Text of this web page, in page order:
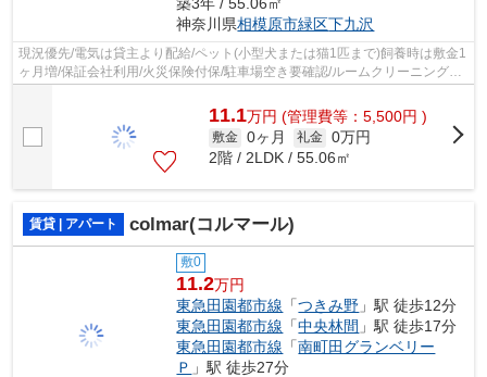
神奈川県相模原市緑区下九沢
現況優先/電気は貸主より配給/ペット(小型犬または猫1匹まで)飼養時は敷金1
ヶ月増/保証会社利用/火災保険付保/駐車場空き要確認/ルームクリーニング費
用：77,000円(ご契約時にお預かり...
11.1万円 (管理費等：5,500円 )
敷金 0ヶ月 礼金 0万円
2階 / 2LDK / 55.06㎡
賃貸 | アパート colmar(コルマール)
敷0
11.2万円
東急田園都市線 「つきみ野 」駅 徒歩12分
東急田園都市線 「中央林間 」駅 徒歩17分
東急田園都市線 「南町田グランベリー
Ｐ 」駅 徒歩27分